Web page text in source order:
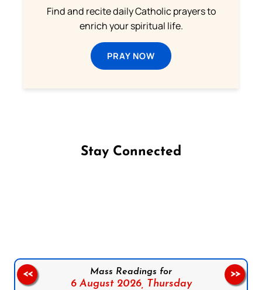
Find and recite daily Catholic prayers to
enrich your spiritual life.
PRAY NOW
Stay Connected
Mass Readings for
6 August 2026, Thursday
<< >>